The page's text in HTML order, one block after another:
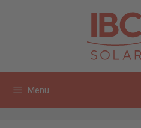
Menü